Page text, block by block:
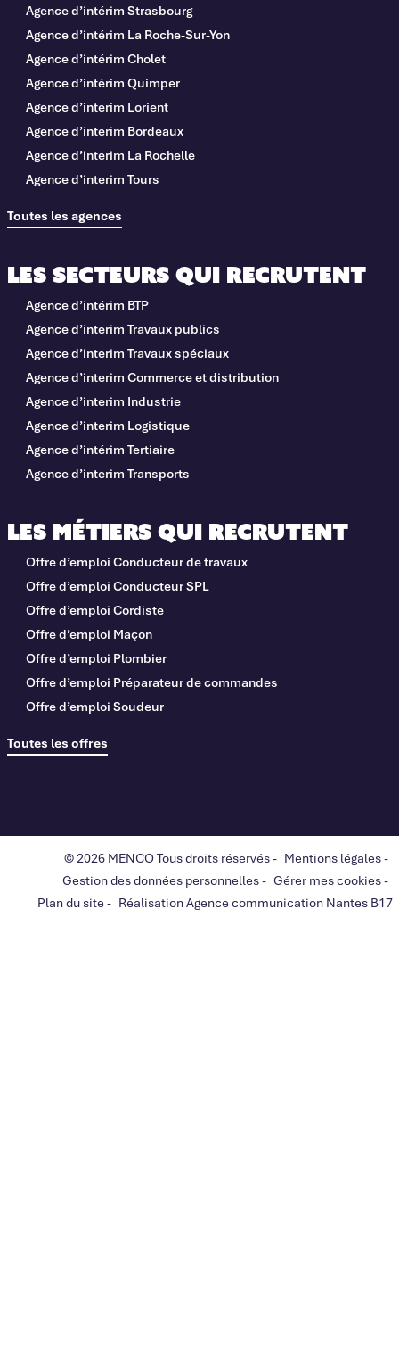
Agence d’intérim Strasbourg
Agence d’intérim La Roche-Sur-Yon
Agence d’intérim Cholet
Agence d’intérim Quimper
Agence d’interim Lorient
Agence d’interim Bordeaux
Agence d’interim La Rochelle
Agence d’interim Tours
Toutes les agences
Les métiers qui recrutent
Offre d’emploi Conducteur de travaux
Offre d’emploi Conducteur SPL
Offre d’emploi Cordiste
Offre d’emploi Maçon
Offre d’emploi Plombier
Offre d’emploi Préparateur de commandes
Offre d’emploi Soudeur
Toutes les offres
Les secteurs qui recrutent
Agence d’intérim BTP
Agence d’interim Travaux publics
Agence d’interim Travaux spéciaux
Agence d’interim Commerce et distribution
Agence d’interim Industrie
Agence d’interim Logistique
Agence d’intérim Tertiaire
Agence d’interim Transports
© 2026 MENCO Tous droits réservés - Mentions légales-
Gestion des données personnelles- Gérer mes cookies-
Plan du site - Réalisation Agence communication Nantes B17